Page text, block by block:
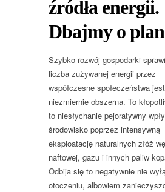
źródła energii.
Dbajmy o
Szybko rozwój gospodarki
liczba zużywanej energii przez
współczesne społeczeństwa jest
niezmiernie obszerna. To
to niesłychanie pejoratywny
środowisko poprzez intensywną
eksploatację naturalnych złóż
naftowej, gazu i innych paliw
Odbija się to negatywnie nie
otoczeniu, albowiem